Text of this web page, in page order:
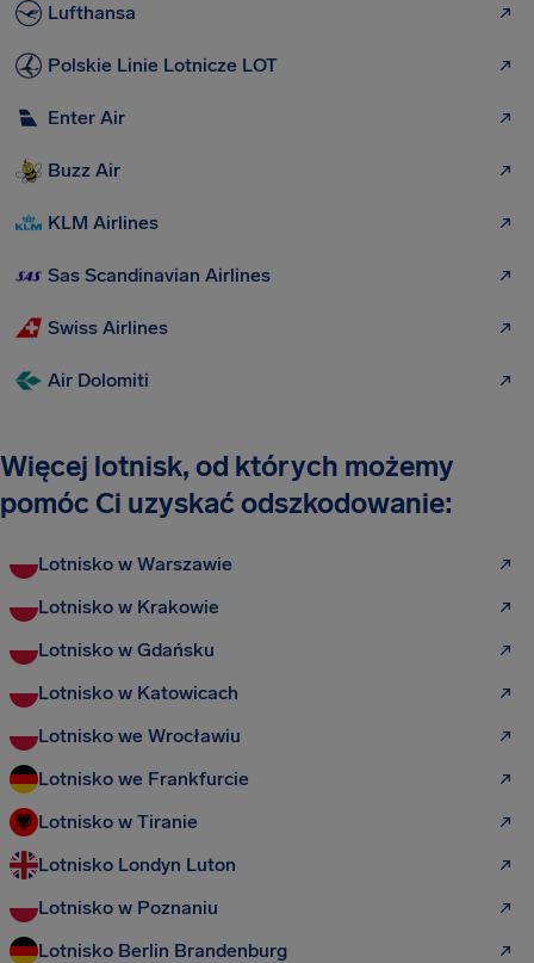
Lufthansa
Polskie Linie Lotnicze LOT
Enter Air
Buzz Air
KLM Airlines
Sas Scandinavian Airlines
Swiss Airlines
Air Dolomiti
Więcej lotnisk, od których możemy
pomóc Ci uzyskać odszkodowanie:
Lotnisko w Warszawie
Lotnisko w Krakowie
Lotnisko w Gdańsku
Lotnisko w Katowicach
Lotnisko we Wrocławiu
Lotnisko we Frankfurcie
Lotnisko w Tiranie
Lotnisko Londyn Luton
Lotnisko w Poznaniu
Lotnisko Berlin Brandenburg